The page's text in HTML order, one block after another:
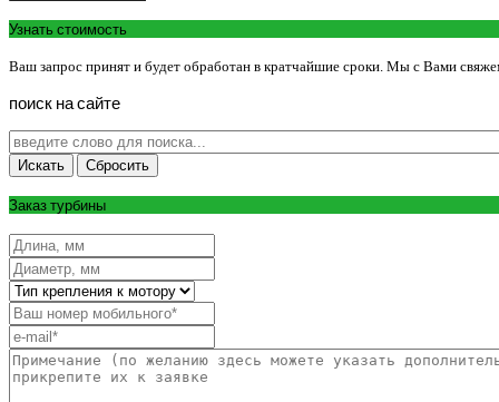
Узнать стоимость
Ваш запрос принят и будет обработан в кратчайшие сроки. Мы с Вами
поиск насайте
Заказ турбины